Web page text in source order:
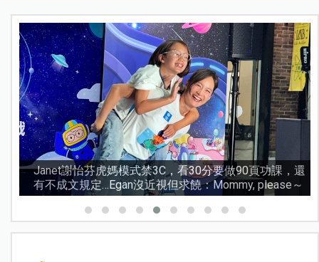
Janet謝怡芬虎媽模式禁3C，看30分要做90頁功課，還
有不成文規定…Egan沒近視但求饒：Mommy, please～